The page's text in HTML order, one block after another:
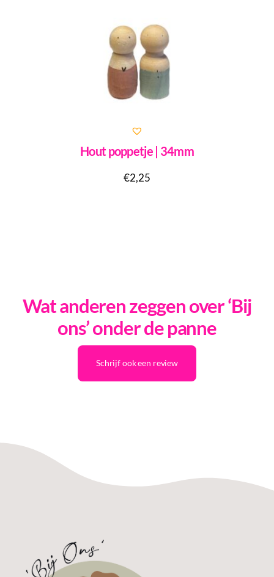
Hout poppetje | 34mm
€2,25
Wat anderen zeggen over ‘Bij
ons’ onder de panne
Schrijf ook een review